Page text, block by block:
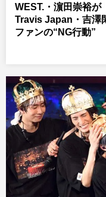
WEST.・濵田崇裕
Travis Japan・吉澤
ファンの“NG行動”